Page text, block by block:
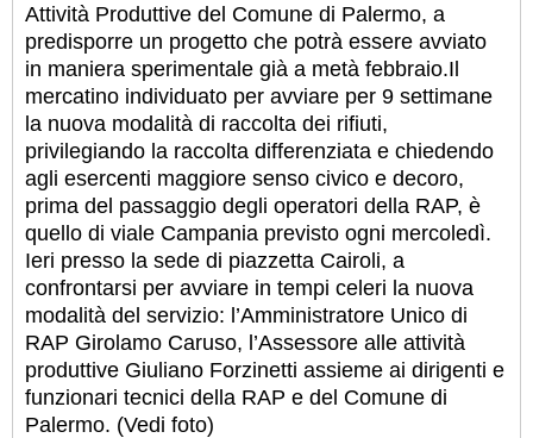
Attività Produttive del Comune di Palermo, a
predisporre un progetto che potrà essere avviato
in maniera sperimentale già a metà febbraio.Il
mercatino individuato per avviare per 9 settimane
la nuova modalità di raccolta dei rifiuti,
privilegiando la raccolta differenziata e chiedendo
agli esercenti maggiore senso civico e decoro,
prima del passaggio degli operatori della RAP, è
quello di viale Campania previsto ogni mercoledì.
Ieri presso la sede di piazzetta Cairoli, a
confrontarsi per avviare in tempi celeri la nuova
modalità del servizio: l’Amministratore Unico di
RAP Girolamo Caruso, l’Assessore alle attività
produttive Giuliano Forzinetti assieme ai dirigenti e
funzionari tecnici della RAP e del Comune di
Palermo. (Vedi foto)